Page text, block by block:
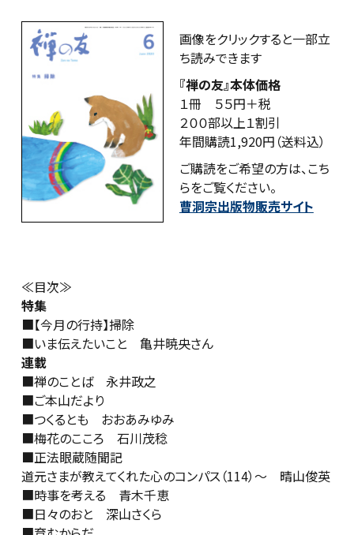
画像をクリックすると一部立
ち読みできます
『禅の友』本体価格
１冊 ５５円＋税
２００部以上１割引
年間購読1,920円（送料込）
ご購読をご希望の方は、こち
らをご覧ください。
曹洞宗出版物販売サイト
≪目次≫
特集
■【今月の行持】掃除
■いま伝えたいこと 亀井暁央さん
連載
■禅のことば 永井政之
■ご本山だより
■つくるとも おおあみゆみ
■梅花のこころ 石川茂稔
■正法眼蔵随聞記
道元さまが教えてくれた心のコンパス（114）～ 晴山俊英
■時事を考える 青木千恵
■日々のおと 深山さくら